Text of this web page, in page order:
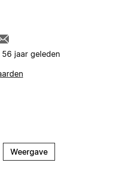
jaar geleden
Weergave